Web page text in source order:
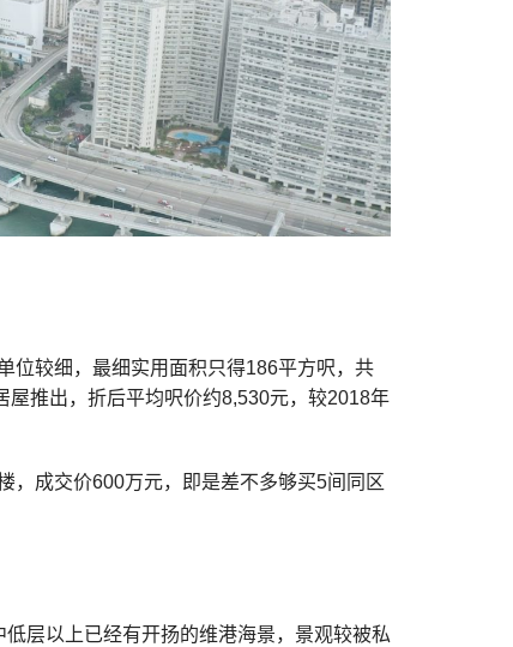
位较细，最细实用面积只得186平方呎，共
推出，折后平均呎价约8,530元，较2018年
，成交价600万元，即是差不多够买5间同区
层以上已经有开扬的维港海景，景观较被私